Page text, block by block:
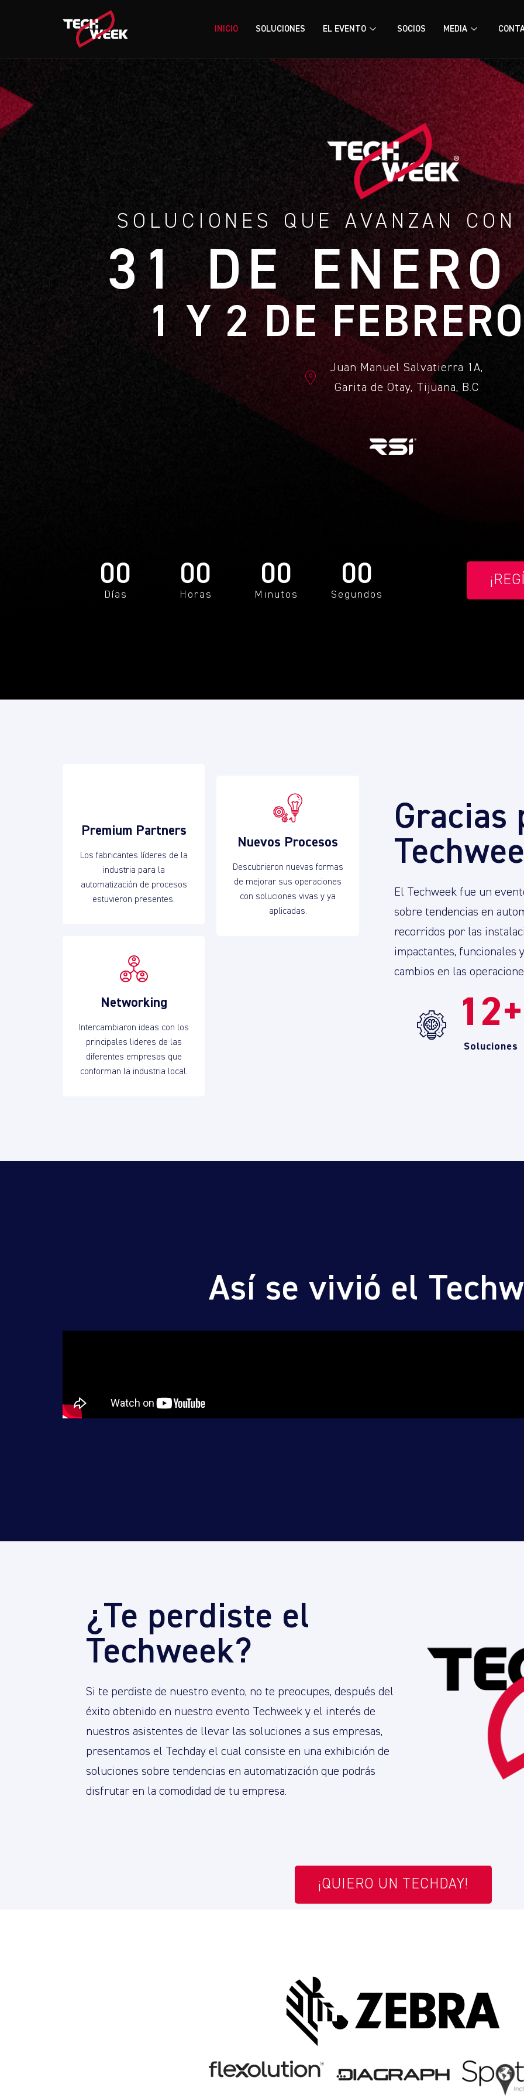
INICIO SOLUCIONES EL EVENTO SOCIOS MEDIA
SOLUCIONES QUE AVANZAN
31 DE
1 Y 2 DE
Juan Manuel Salvatierra 1A,
Garita de Otay, Tijuana, B.C
00
Días
00
Horas
00
Minutos
00
Segundos
Premium Partners
Los fabricantes líderes de la
industria para la
automatización de procesos
estuvieron presentes.
Networking
Intercambiaron ideas con los
principales lideres de las
diferentes empresas que
conforman la industria local.
Nuevos Procesos
Descubrieron nuevas formas
de mejorar sus operaciones
con soluciones vivas y ya
aplicadas.
Gracias
El Techweek fue un
sobre tendencias en
recorridos por las
impactantes, funcionales
cambios en las
Soluciones
12+
Así se vivió el
¿Te perdiste el
Techweek?
Si te perdiste de nuestro evento, no te preocupes, después del
éxito obtenido en nuestro evento Techweek y el interés de
nuestros asistentes de llevar las soluciones a sus empresas,
presentamos el Techday el cual consiste en una exhibición de
soluciones sobre tendencias en automatización que podrás
disfrutar en la comodidad de tu empresa.
¡QUIERO UN TECHDAY!